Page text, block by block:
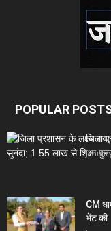
POPULAR
जिला
CM
भेंट की